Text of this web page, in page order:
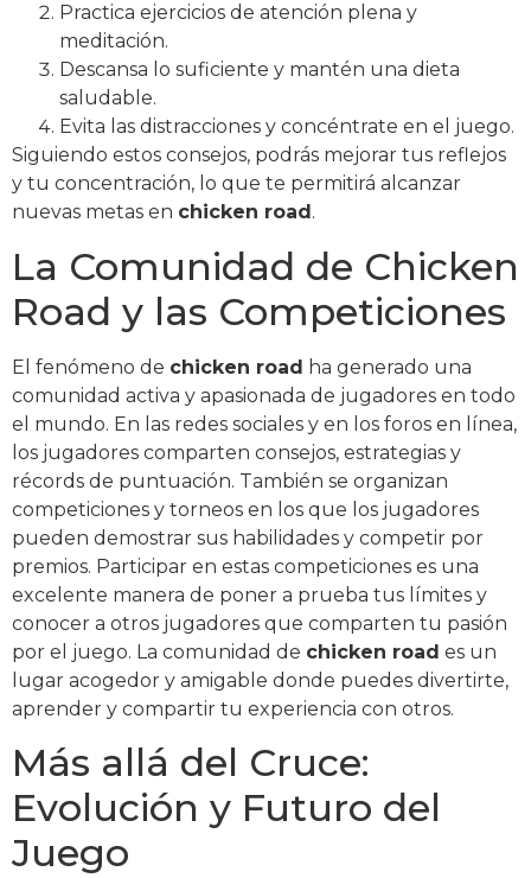
Practica ejercicios de atención plena y
meditación.
Descansa lo suficiente y mantén una dieta
saludable.
Evita las distracciones y concéntrate en el juego.
Siguiendo estos consejos, podrás mejorar tus reflejos
y tu concentración, lo que te permitirá alcanzar
nuevas metas en chicken road .
La Comunidad de Chicken
Road y las Competiciones
El fenómeno de chicken road ha generado una
comunidad activa y apasionada de jugadores en todo
el mundo. En las redes sociales y en los foros en línea,
los jugadores comparten consejos, estrategias y
récords de puntuación. También se organizan
competiciones y torneos en los que los jugadores
pueden demostrar sus habilidades y competir por
premios. Participar en estas competiciones es una
excelente manera de poner a prueba tus límites y
conocer a otros jugadores que comparten tu pasión
por el juego. La comunidad de chicken road es un
lugar acogedor y amigable donde puedes divertirte,
aprender y compartir tu experiencia con otros.
Más allá del Cruce:
Evolución y Futuro del
Juego